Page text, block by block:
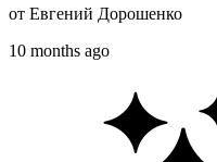
от Евгений Дорошенко
10 months ago